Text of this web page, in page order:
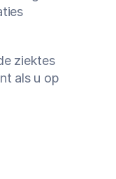
ziektes
als u op